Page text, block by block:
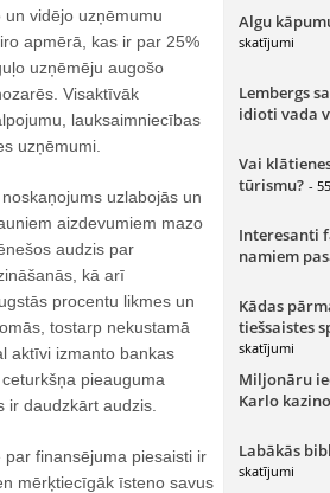
vidējo uzņēmumu
apmērā, kas ir par 25%
uzņēmēju augošo
Visaktīvāk
lauksaimniecības
uzņēmumi.
uzlabojās un
aizdevumiem mazo
audzis par
kā arī
procentu likmes un
tostarp nekustamā
aktīvi izmanto bankas
pieauguma
daudzkārt audzis.
finansējuma piesaisti ir
mērķtiecīgāk īsteno savus
Algu
skatījumi
Lembergs
idioti vada
Vai
tūrismu? -
Interesanti
namiem
Kādas
tiešsaistes
skatījumi
Miljonāru
Karlo kazino
Labākās
skatījumi